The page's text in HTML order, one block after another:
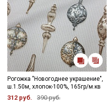
Рогожка "Новогоднее украшение",
ш.1.50м, хлопок-100%, 165гр/м.кв
312 руб. 390 руб.